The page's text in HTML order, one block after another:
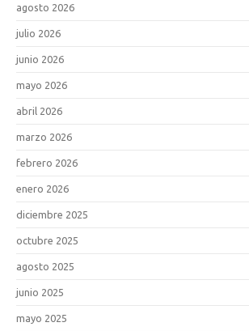
agosto 2026
julio 2026
junio 2026
mayo 2026
abril 2026
marzo 2026
febrero 2026
enero 2026
diciembre 2025
octubre 2025
agosto 2025
junio 2025
mayo 2025